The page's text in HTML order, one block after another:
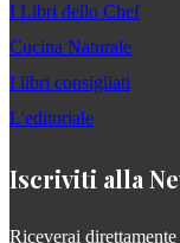
I Libri dello Chef
Cucina Naturale
I libri consigliati
L'editoriale
Iscriviti alla
Riceverai